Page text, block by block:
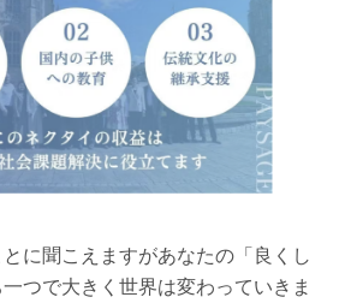
に聞こえますがあなたの「良くし
つで大きく世界は変わっていきま